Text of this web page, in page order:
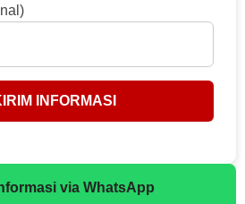
INFORMASI
via WhatsApp